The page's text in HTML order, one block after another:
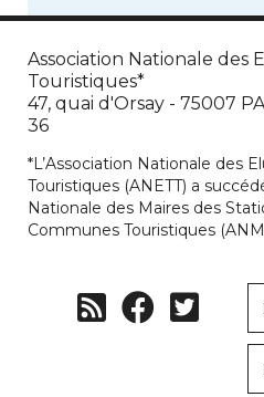
Association Nationale des
Touristiques*
47, quai d'Orsay - 75007
36
*L’Association Nationale des
Touristiques (ANETT) a
Nationale des Maires des
Communes Touristiques